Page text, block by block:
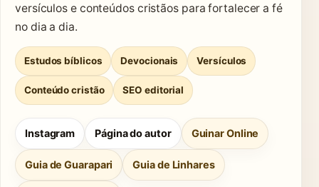
versículos e conteúdos cristãos para fortalecer a fé
no dia a dia.
Estudos bíblicos Devocionais Versículos
Conteúdo cristão SEO editorial
Instagram Página do autor Guinar Online
Guia de Guarapari Guia de Linhares